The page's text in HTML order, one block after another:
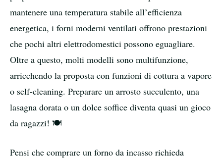
mantenere una temperatura stabile all’efficienza
energetica, i forni moderni ventilati offrono prestazioni
che pochi altri elettrodomestici possono eguagliare.
Oltre a questo, molti modelli sono multifunzione,
arricchendo la proposta con funzioni di cottura a vapore
o self-cleaning. Preparare un arrosto succulento, una
lasagna dorata o un dolce soffice diventa quasi un gioco
da ragazzi! 🍽️
Pensi che comprare un forno da incasso richieda